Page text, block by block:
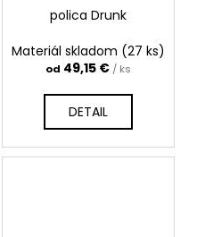
polica Drunk
Materiál skladom (27 ks)
od 49,15 € / ks
DETAIL